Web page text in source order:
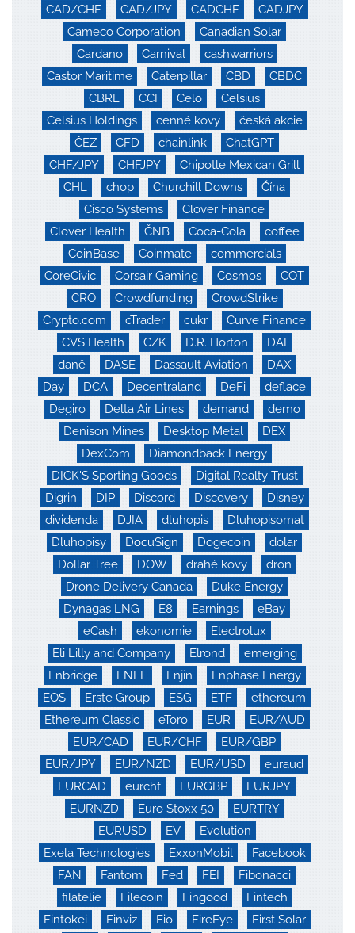
CAD/CHF
CAD/JPY CADCHF
CADJPY
Cameco Corporation
Canadian Solar
Cardano
Carnival
cashwarriors
Castor Maritime
Caterpillar CBD
CBDC
CBRE
CCI Celo
Celsius
Celsius Holdings
cenné kovy
česká akcie
ČEZ
CFD chainlink
ChatGPT
CHF/JPY
CHFJPY
Chipotle Mexican Grill
CHL
chop Churchill Downs
Čína
Cisco Systems
Clover Finance
Clover Health
ČNB Coca-Cola
coffee
CoinBase
Coinmate
commercials
CoreCivic
Corsair Gaming Cosmos
COT
CRO
Crowdfunding
CrowdStrike
Crypto.com
cTrader cukr
Curve Finance
CVS Health
CZK D.R. Horton
DAI
daně
DASE Dassault Aviation
DAX
Day
DCA Decentraland DeFi
deflace
Degiro
Delta Air Lines demand
demo
Denison Mines
Desktop Metal
DEX
DexCom
Diamondback Energy
DICK'S Sporting Goods
Digital Realty Trust
Digrin
DIP Discord Discovery
Disney
dividenda
DJIA dluhopis
Dluhopisomat
Dluhopisy
DocuSign Dogecoin
dolar
Dollar Tree
DOW drahé kovy
dron
Drone Delivery Canada
Duke Energy
Dynagas LNG
E8 Earnings
eBay
eCash
ekonomie
Electrolux
Eli Lilly and Company
Elrond
emerging
Enbridge
ENEL Enjin
Enphase Energy
EOS
Erste Group ESG ETF
ethereum
Ethereum Classic
eToro EUR
EUR/AUD
EUR/CAD
EUR/CHF
EUR/GBP
EUR/JPY
EUR/NZD EUR/USD
euraud
EURCAD
eurchf EURGBP
EURJPY
EURNZD
Euro Stoxx 50
EURTRY
EURUSD
EV
Evolution
Exela Technologies
ExxonMobil
Facebook
FAN
Fantom Fed FEI
Fibonacci
filatelie
Filecoin Fingood
Fintech
Fintokei
Finviz Fio FireEye
First Solar